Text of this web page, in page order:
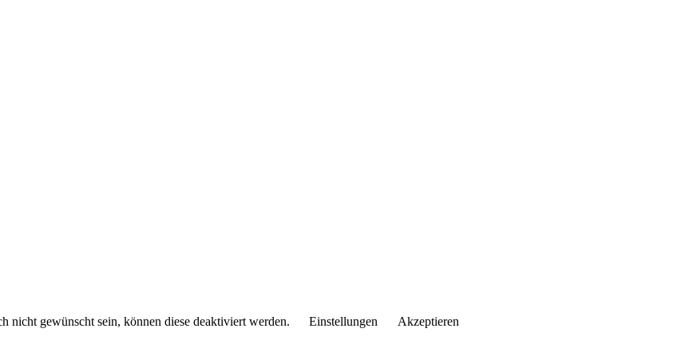
nicht gewünscht sein, können diese deaktiviert werden.
Einstellungen
Akzeptieren